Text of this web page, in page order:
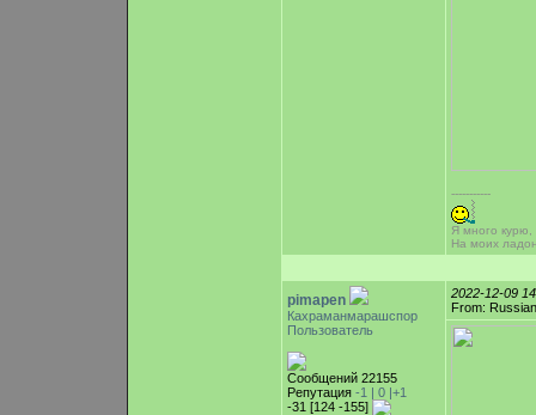
-----------
Я много курю,
На моих
pimapen
Кахраманмарашспор
Пользователь
Сообщений 22155
Репутация -1 | 0 |+1
-31 [124 -155]
2022-12-09
From: